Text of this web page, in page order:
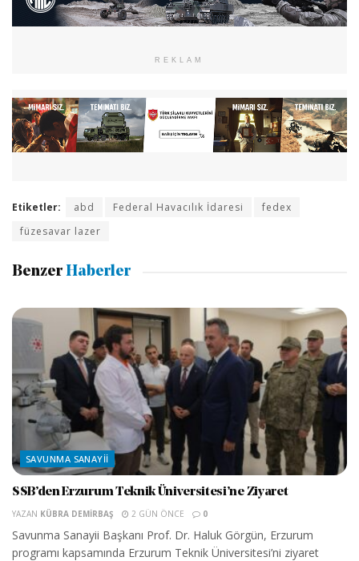
REKLAM
Etiketler: abd Federal Havacılık İdaresi
fedex
füzesavar lazer
Benzer Haberler
SAVUNMA SANAYII
SSB’den Erzurum Teknik Üniversitesi’ne Ziyaret
YAZAN KÜBRA DEMIRBAŞ 2 GÜN ÖNCE 0
Savunma Sanayii Başkanı Prof. Dr. Haluk Görgün, Erzurum
programı kapsamında Erzurum Teknik Üniversitesi’ni ziyaret